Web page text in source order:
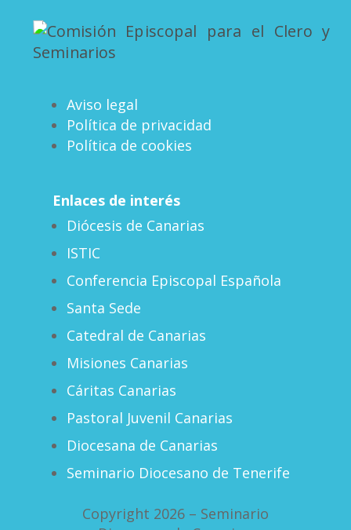
Aviso legal
Política de privacidad
Política de cookies
Enlaces de interés
Diócesis de Canarias
ISTIC
Conferencia Episcopal Española
Santa Sede
Catedral de Canarias
Misiones Canarias
Cáritas Canarias
Pastoral Juvenil Canarias
Diocesana de Canarias
Seminario Diocesano de Tenerife
Copyright 2026 – Seminario